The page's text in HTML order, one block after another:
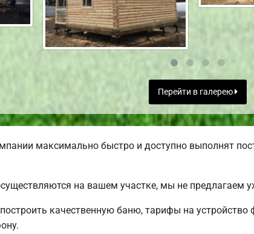
Перейти в галерею
максимально быстро и доступно выполнят
на вашем участке, мы не предлагаем
качественную баню, тарифы на устройство